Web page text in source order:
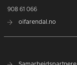
908 61 066
oifarendal.no